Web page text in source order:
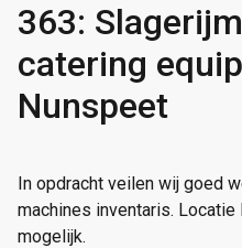
363:
catering
Nunspeet
In opdracht veilen wij goed
machines inventaris. Locatie
mogelijk.